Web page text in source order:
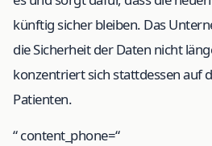
künftig sicher bleiben. Das
die Sicherheit der Daten nicht
konzentriert sich stattdessen auf
Patienten.
“ content_phone=“